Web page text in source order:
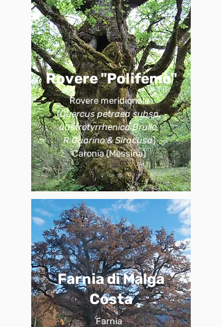
Rovere "Polifemo"
Rovere meridionale
(Quercus petraea subsp.
austrotyrrhenica Brullo,
R.Guarino & Siracusa)​
Caronia (Messina)
Farnia di Malga
Costa
Farnia